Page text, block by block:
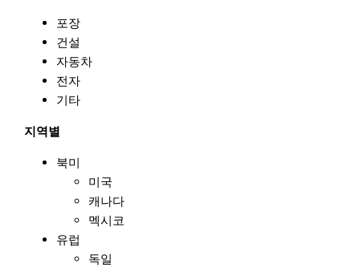
포장
건설
자동차
전자
기타
지역별
북미
미국
캐나다
멕시코
유럽
독일